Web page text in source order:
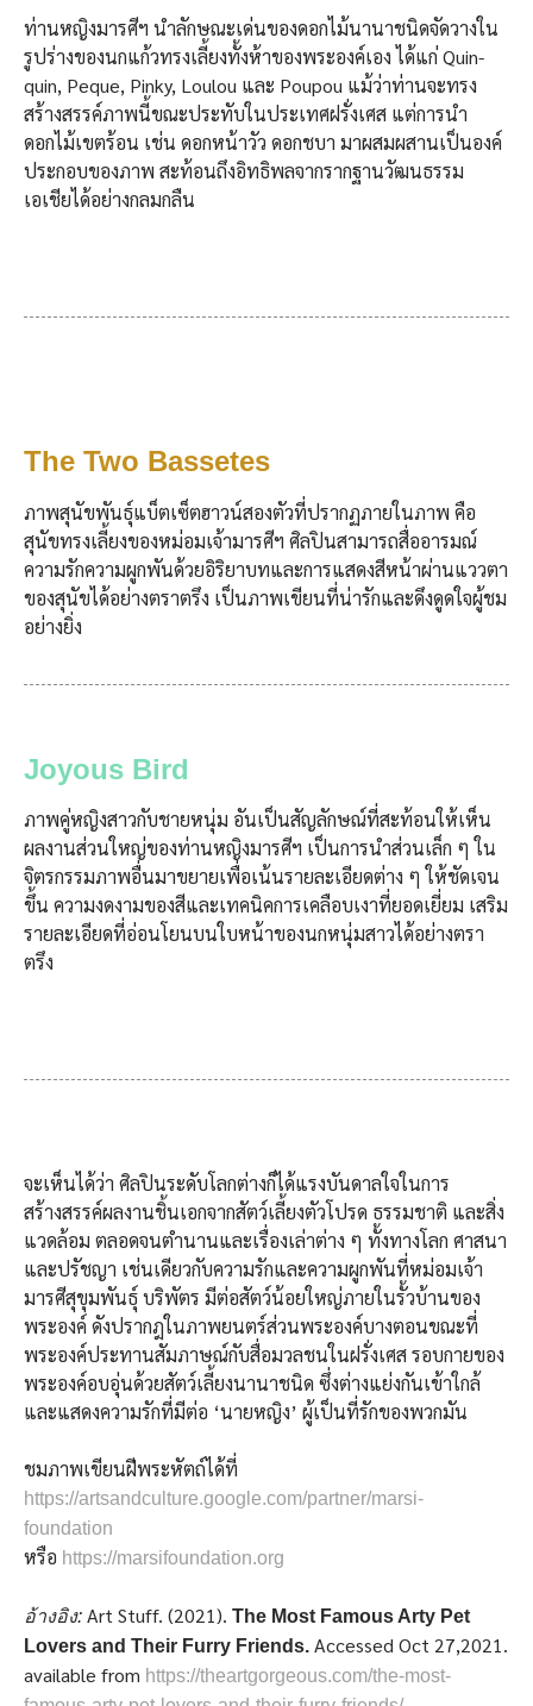
ท่านหญิงมารศีฯ นำลักษณะเด่นของดอกไม้นานาชนิดจัดวางใน
รูปร่างของนกแก้วทรงเลี้ยงทั้งห้าของพระองค์เอง ได้แก่ Quin-
quin, Peque, Pinky, Loulou และ Poupou แม้ว่าท่านจะทรง
สร้างสรรค์ภาพนี้ขณะประทับในประเทศฝรั่งเศส แต่การนำ
ดอกไม้เขตร้อน เช่น ดอกหน้าวัว ดอกชบา มาผสมผสานเป็นองค์
ประกอบของภาพ สะท้อนถึงอิทธิพลจากรากฐานวัฒนธรรม
เอเชียได้อย่างกลมกลืน
The Two Bassetes
ภาพสุนัขพันธุ์แบ็ตเซ็ตฮาวน์สองตัวที่ปรากฏภายในภาพ คือ
สุนัขทรงเลี้ยงของหม่อมเจ้ามารศีฯ ศิลปินสามารถสื่ออารมณ์
ความรักความผูกพันด้วยอิริยาบทและการแสดงสีหน้าผ่านแววตา
ของสุนัขได้อย่างตราตรึง เป็นภาพเขียนที่น่ารักและดึงดูดใจผู้ชม
อย่างยิ่ง
Joyous Bird
ภาพคู่หญิงสาวกับชายหนุ่ม อันเป็นสัญลักษณ์ที่สะท้อนให้เห็น
ผลงานส่วนใหญ่ของท่านหญิงมารศีฯ เป็นการนำส่วนเล็ก ๆ ใน
จิตรกรรมภาพอื่นมาขยายเพื่อเน้นรายละเอียดต่าง ๆ ให้ชัดเจน
ขึ้น ความงดงามของสีและเทคนิคการเคลือบเงาที่ยอดเยี่ยม เสริม
รายละเอียดที่อ่อนโยนบนใบหน้าของนกหนุ่มสาวได้อย่างตรา
ตรึง
จะเห็นได้ว่า ศิลปินระดับโลกต่างก็ได้แรงบันดาลใจในการ
สร้างสรรค์ผลงานชิ้นเอกจากสัตว์เลี้ยงตัวโปรด ธรรมชาติ และสิ่ง
แวดล้อม ตลอดจนตำนานและเรื่องเล่าต่าง ๆ ทั้งทางโลก ศาสนา
และปรัชญา เช่นเดียวกับความรักและความผูกพันที่หม่อมเจ้า
มารศีสุขุมพันธุ์ บริพัตร มีต่อสัตว์น้อยใหญ่ภายในรั้วบ้านของ
พระองค์ ดังปรากฎในภาพยนตร์ส่วนพระองค์บางตอนขณะที่
พระองค์ประทานสัมภาษณ์กับสื่อมวลชนในฝรั่งเศส รอบกายของ
พระองค์อบอุ่นด้วยสัตว์เลี้ยงนานาชนิด ซึ่งต่างแย่งกันเข้าใกล้
และแสดงความรักที่มีต่อ ‘นายหญิง’ ผู้เป็นที่รักของพวกมัน
ชมภาพเขียนฝีพระหัตถ์ได้ที่
https://artsandculture.google.com/partner/marsi-
foundation
หรือ https://marsifoundation.org
อ้างอิง: Art Stuff. (2021). The Most Famous Arty Pet
Lovers and Their Furry Friends. Accessed Oct 27,2021.
available from https://theartgorgeous.com/the-most-